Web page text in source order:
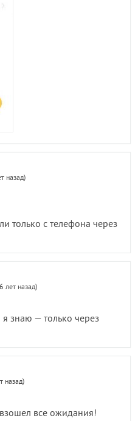
назад)
только с телефона через
назад)
знаю — только через
назад)
все ожидания!